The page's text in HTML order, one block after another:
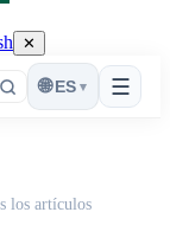
✕
☰
🌐 ES ▾
los artículos